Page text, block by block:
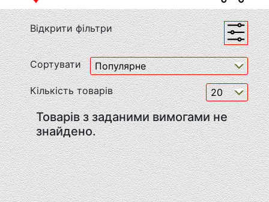
Відкрити фільтри
Сортувати
Кількість товарів
Товарів з заданими вимогами не
знайдено.